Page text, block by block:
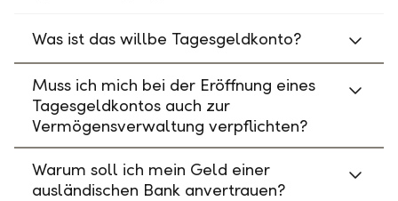
Was ist das willbe Tagesgeldkonto?
Muss ich mich bei der Eröffnung eines
Tagesgeldkontos auch zur
Vermögensverwaltung verpflichten?
Warum soll ich mein Geld einer
ausländischen Bank anvertrauen?